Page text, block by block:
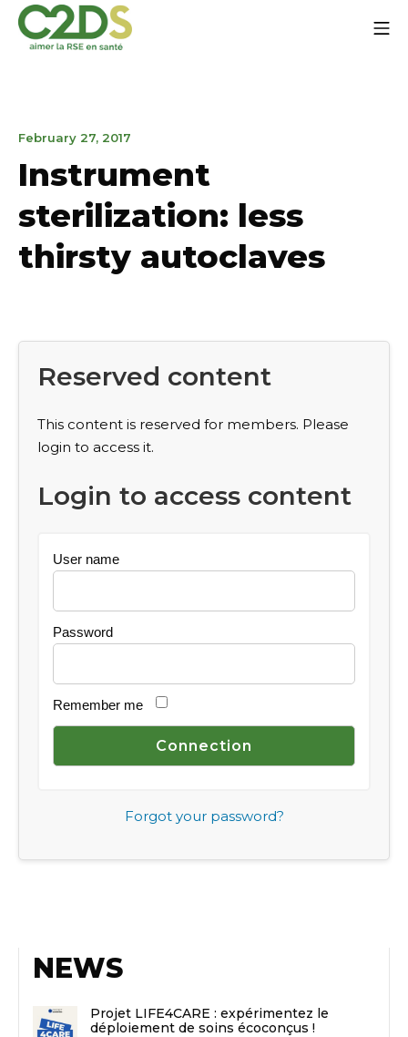
content
February 27, 2017
2023
Instrument
sterilization: less
thirsty autoclaves
Reserved content
This content is reserved for members. Please
login to access it.
Login to access content
User name
Password
Remember me
Forgot your password?
NEWS
Projet LIFE4CARE : expérimentez le
déploiement de soins écoconçus !